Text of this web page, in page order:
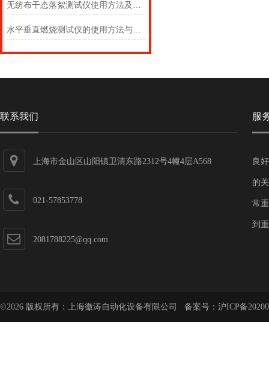
无纺布干态落絮测试仪使用方法及注意事项详解
水平垂直燃烧测试仪的使用方法与注意事项
联系我们
上海市金山区山阳镇卫清东路2312号4幢4层A568
021-57853778
2081788225@qq.com
服
良
的
常
到
©2026 版权所有：上海徽涛自动化设备有限公司 备案号： 沪ICP备